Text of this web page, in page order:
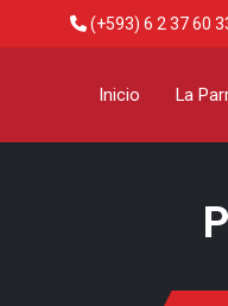
(+593) 6 2 37 60
Inicio La